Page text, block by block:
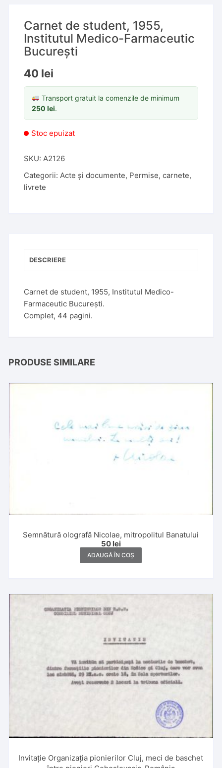
Carnet de student, 1955,
Institutul Medico-Farmaceutic
București
40 lei
Transport gratuit la comenzile de minimum
250lei.
Stoc epuizat
SKU:A2126
Categorii:Acte și documente, Permise, carnete,
livrete
DESCRIERE
Carnet de student, 1955, Institutul Medico-
Farmaceutic București.
Complet, 44 pagini.
PRODUSE SIMILARE
Semnătură olografă Nicolae, mitropolitul Banatului
50 lei
ADAUGĂ ÎN COȘ
Invitație Organizația pionierilor Cluj, meci de baschet